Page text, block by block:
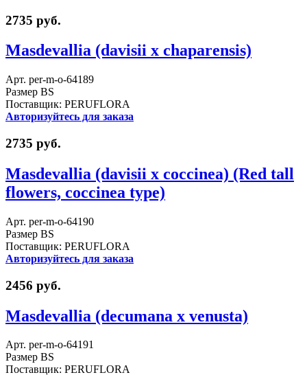
2735 руб.
Masdevallia (davisii x chaparensis)
Арт. per-m-o-64189
Размер BS
Поставщик: PERUFLORA
Авторизуйтесь для заказа
2735 руб.
Masdevallia (davisii x coccinea) (Red tall
flowers, coccinea type)
Арт. per-m-o-64190
Размер BS
Поставщик: PERUFLORA
Авторизуйтесь для заказа
2456 руб.
Masdevallia (decumana x venusta)
Арт. per-m-o-64191
Размер BS
Поставщик: PERUFLORA